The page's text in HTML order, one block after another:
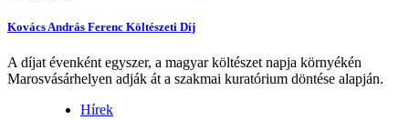
Kovács András Ferenc Költészeti Díj
A díjat évenként egyszer, a magyar költészet napja környékén
Marosvásárhelyen adják át a szakmai kuratórium döntése alapján.
Hírek